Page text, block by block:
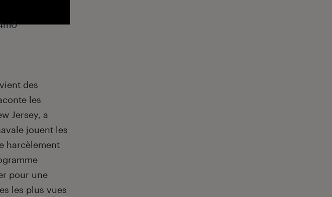
des
les
Jersey, a
jouent les
harcèlement
pour une
les plus vues